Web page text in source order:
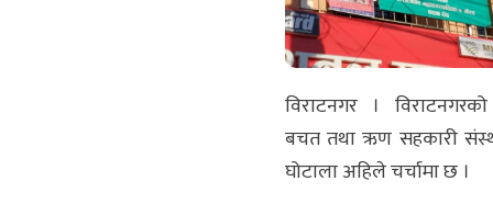
विराटनगर ।
बचत तथा ऋण सहकारी
घोटाला अहिले चर्चामा छ ।